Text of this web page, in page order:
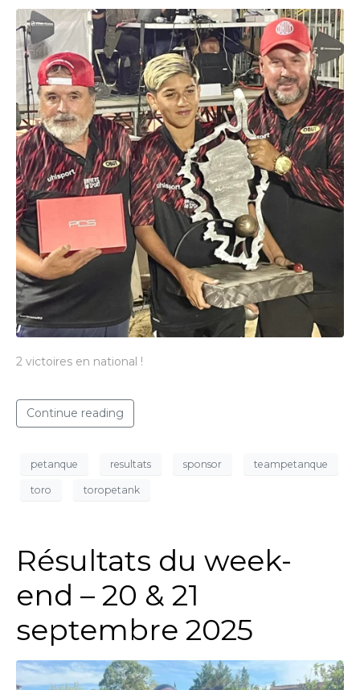
2 victoires en national !
Continue reading
petanque resultats sponsor teampetanque
toro toropetank
Résultats du week-
end – 20 & 21
septembre 2025